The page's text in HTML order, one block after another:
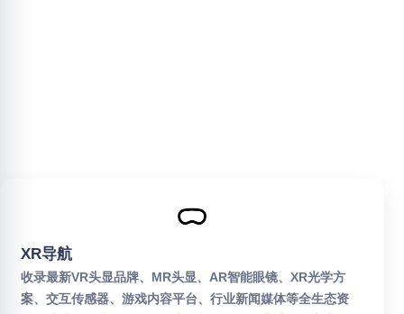
XR导航
收录最新VR头显品牌、MR头显、AR智能眼镜、XR光学方
案、交互传感器、游戏内容平台、行业新闻媒体等全生态资